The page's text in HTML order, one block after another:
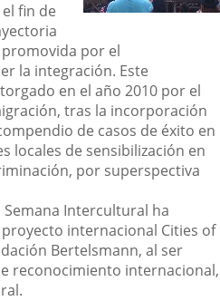
fin de
por el
la integración. Este
en el año 2010 por el
tras la incorporación
de casos de éxito en
locales de sensibilización en
por superspectiva
Intercultural ha
internacional Cities of
Bertelsmann, al ser
reconocimiento internacional,